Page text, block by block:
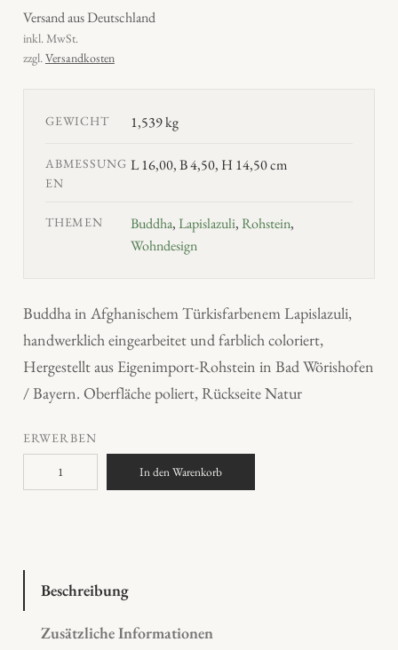
Versand aus Deutschland
inkl. MwSt.
zzgl.Versandkosten
GEWICHT 1,539 kg
ABMESSUNG
EN
L 16,00, B 4,50, H 14,50 cm
THEMEN Buddha,Lapislazuli,Rohstein,
Wohndesign
Buddha in Afghanischem Türkisfarbenem Lapislazuli,
handwerklich eingearbeitet und farblich coloriert,
Hergestellt aus Eigenimport-Rohstein in Bad Wörishofen
/ Bayern. Oberfläche poliert, Rückseite Natur
ERWERBEN
u
i
In den Warenkorb
Beschreibung
Zusätzliche Informationen